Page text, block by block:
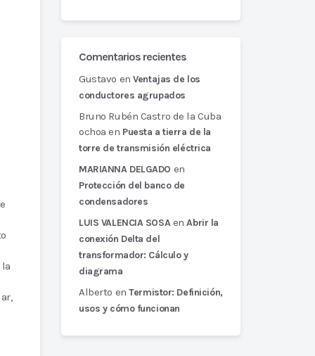
Comentarios recientes
Gustavo enVentajas de los
conductores agrupados
Bruno Rubén Castro de la Cuba
ochoa en Puesta a tierra de la
torre de transmisión eléctrica
MARIANNA DELGADO en
Protección del banco de
condensadores
LUIS VALENCIA SOSAenAbrir la
conexión Delta del
transformador: Cálculo y
diagrama
Alberto enTermistor: Definición,
usos y cómo funcionan